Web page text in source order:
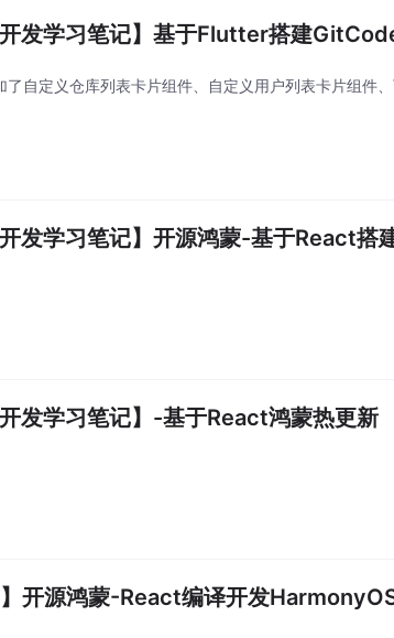
开发学习笔记】基于Flutter搭建
了自定义仓库列表卡片组件、自定义用户列表卡片组件
开发学习笔记】开源鸿蒙-基于React
开发学习笔记】-基于React鸿蒙热更新
开源鸿蒙-React编译开发